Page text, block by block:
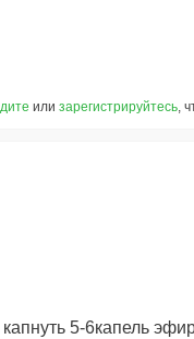
или зарегистрируйтесь ,
5-6капель